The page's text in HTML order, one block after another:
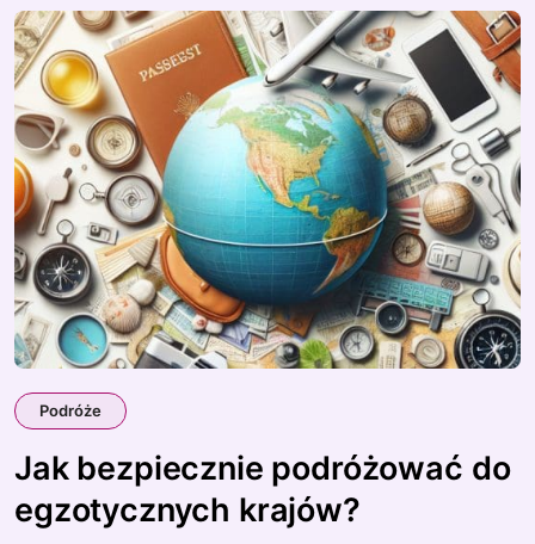
Podróże
Jak bezpiecznie podróżować do
egzotycznych krajów?